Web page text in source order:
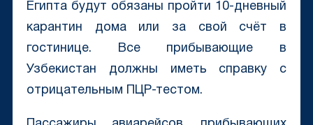
Египта будут обязаны пройти 10-дневный
карантин дома или за свой счёт в
гостинице. Все прибывающие в
Узбекистан должны иметь справку с
отрицательным ПЦР-тестом.